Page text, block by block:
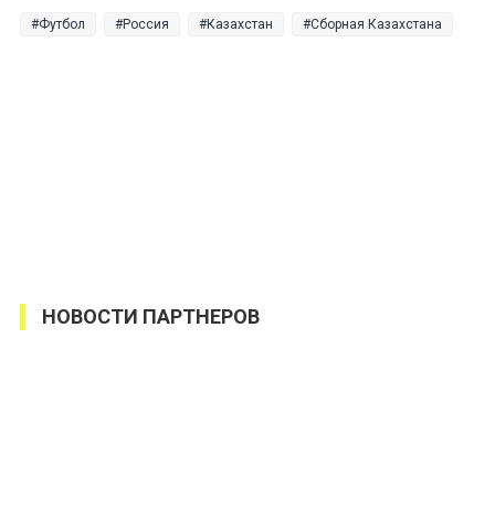
Футбол Россия Казахстан Сборная Казахстана
НОВОСТИ ПАРТНЕРОВ